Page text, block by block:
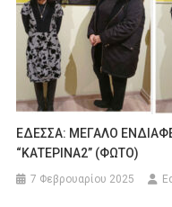
ΕΔΕΣΣΑ: ΜΕΓΑΛΟ
“ΚΑΤΕΡΙΝΑ2” (ΦΩΤΟ)
7 Φεβρουαρίου 2025